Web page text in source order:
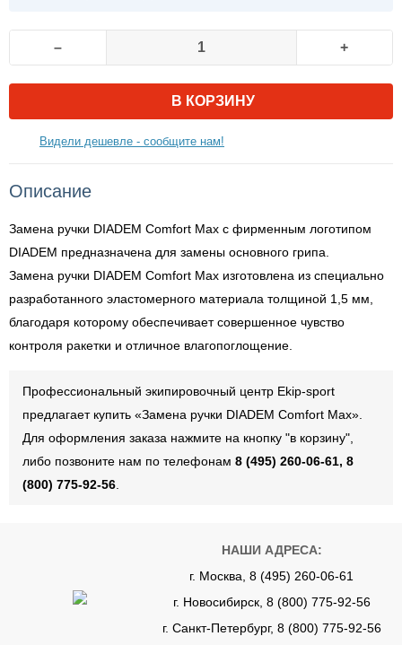
– +
В КОРЗИНУ
Видели дешевле - сообщите нам!
Описание
Замена ручки DIADEM Comfort Max с фирменным логотипом
DIADEM предназначена для замены основного грипа.
Замена ручки DIADEM Comfort Max изготовлена из специально
разработанного эластомерного материала толщиной 1,5 мм,
благодаря которому обеспечивает совершенное чувство
контроля ракетки и отличное влагопоглощение.
Профессиональный экипировочный центр Ekip-sport
предлагает купить «Замена ручки DIADEM Comfort Max».
Для оформления заказа нажмите на кнопку "в корзину",
либо позвоните нам по телефонам 8 (495) 260-06-61, 8
(800) 775-92-56
НАШИ АДРЕСА:
г. Москва, 8 (495) 260-06-61
г. Новосибирск, 8 (800) 775-92-56
г. Санкт-Петербург, 8 (800) 775-92-56